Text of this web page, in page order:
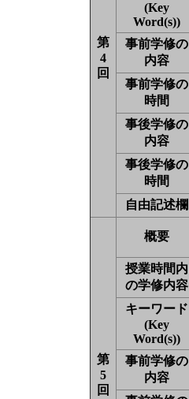
第
4
回
(Key
Word(s))
事前学修の
内容
事前学修の
時間
事後学修の
内容
事後学修の
時間
自由記述欄
第
5
回
概要
授業時間内
の学修内容
キーワード
(Key
Word(s))
事前学修の
内容